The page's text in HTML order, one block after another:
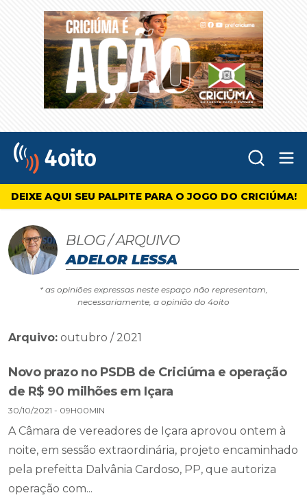
4oito
DEIXE AQUI SEU PALPITE PARA O JOGO DO CRICIÚMA!
BLOG / ARQUIVO
ADELOR LESSA
* as opiniões expressas neste espaço não representam,
necessariamente, a opinião do 4oito
Arquivo: outubro / 2021
Novo prazo no PSDB de Criciúma e operação
de R$ 90 milhões em Içara
30/10/2021 - 09H00MIN
A Câmara de vereadores de Içara aprovou ontem à
noite, em sessão extraordinária, projeto encaminhado
pela prefeitta Dalvânia Cardoso, PP, que autoriza
operação com...